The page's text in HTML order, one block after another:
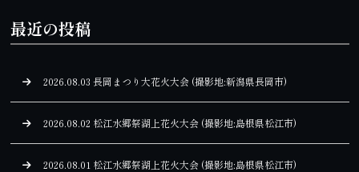
最近の投稿
2026.08.03 長岡まつり大花火大会 (撮影地:新潟県長岡市)
2026.08.02 松江水郷祭湖上花火大会 (撮影地:島根県松江市)
2026.08.01 松江水郷祭湖上花火大会 (撮影地:島根県松江市)